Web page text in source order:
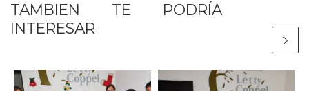
TAMBIEN TE PODRÍA
INTERESAR